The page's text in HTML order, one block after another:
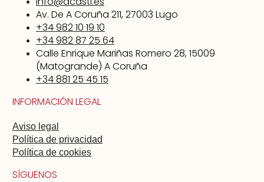
Av. De A Coruña 211, 27003 Lugo
+34 982 10 19 10
+34 982 87 25 64
Calle Enrique Mariñas Romero 28, 15009
(Matogrande) A Coruña
+34 881 25 45 15
INFORMACIÓN LEGAL
Aviso legal
Política de privacidad
Política de cookies
SÍGUENOS